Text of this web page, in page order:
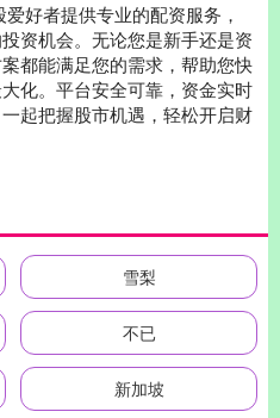
好者提供专业的配资服务，
资机会。无论您是新手还是资
都能满足您的需求，帮助您快
化。平台安全可靠，资金实时
起把握股市机遇，轻松开启财
雪梨
不已
新加坡